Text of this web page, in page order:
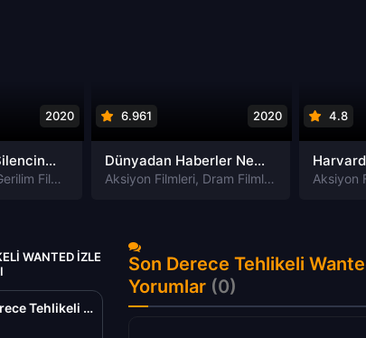
2020
Susturma The Silencing izle
Filmleri Gizem Filmleri,Suç Filmleri
6.961 2020
Dünyadan Haberler News of the World izle
Aksiyon Filmleri, Dram Filmleri Macera
4.8
Aksiyon
WANTED IZLE
Son Derece Tehlikeli Wanted izle (2009)
Son Derece Tehlikeli
Yorumlar (0)